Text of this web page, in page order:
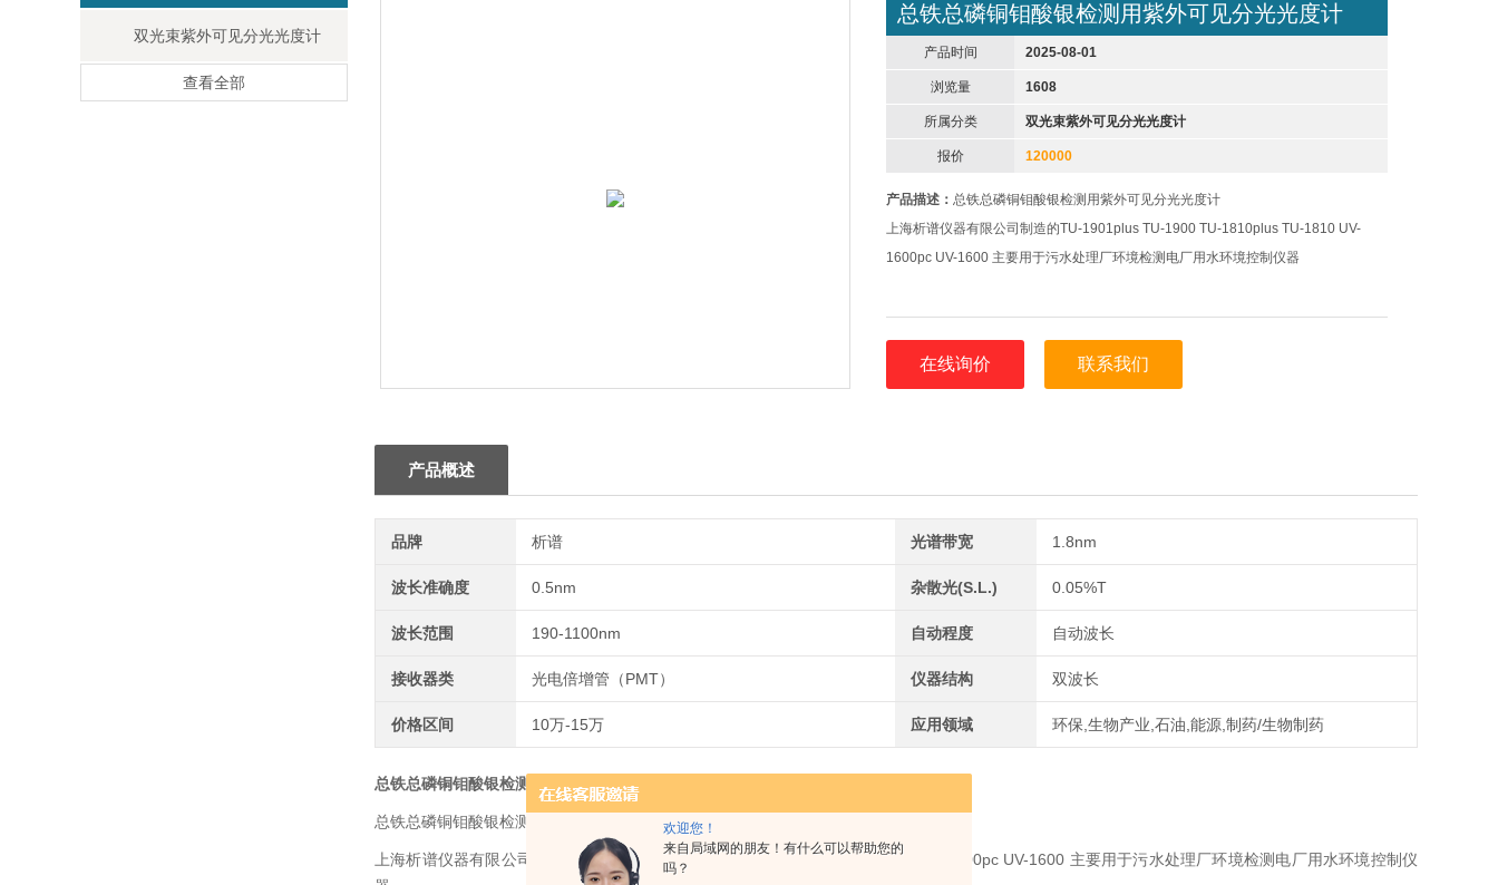
欢迎您！
来自局域网的朋友！有什么可以帮助您的
吗？
双光束紫外可见分光光度计
查看全部
总铁总磷铜钼酸银检测用紫外可见分光光度计
产品时间 2025-08-01
浏览量 1608
所属分类 双光束紫外可见分光光度计
报价 120000
产品描述：总铁总磷铜钼酸银检测用紫外可见分光光度计
上海析谱仪器有限公司制造的TU-1901plus TU-1900 TU-1810plus TU-1810 UV-
1600pc UV-1600 主要用于污水处理厂环境检测电厂用水环境控制仪器
在线询价 联系我们
产品概述
品牌 析谱 光谱带宽 1.8nm
波长准确度 0.5nm 杂散光(S.L.) 0.05%T
波长范围 190-1100nm 自动程度 自动波长
接收器类 光电倍增管（PMT） 仪器结构 双波长
价格区间 10万-15万 应用领域 环保,生物产业,石油,能源,制药/生物制药
总铁总磷铜钼酸银检测用紫外可见分光光度计
总铁总磷铜钼酸银检测用紫外可见分光光度计
上海析谱仪器有限公司制造的TU-1901plus TU-1900 TU-1810plus TU-1810 UV-1600pc UV-1600 主要用于污水处理厂环境检测电厂用水环境控制仪